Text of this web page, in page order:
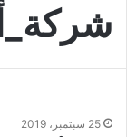
25 سبتمبر، 2019